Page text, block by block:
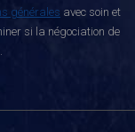
générales avec soin et
si la négociation de